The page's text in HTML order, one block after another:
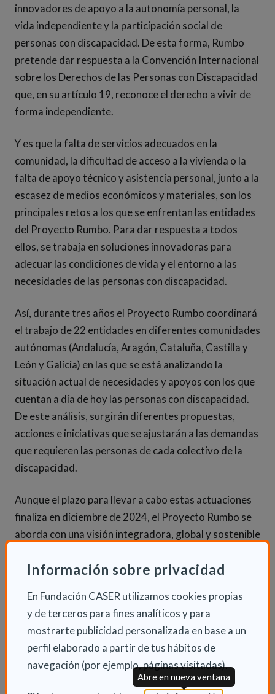
Información sobre privacidad
En Fundación CASER utilizamos cookies propias
y de terceros para fines analíticos y para
mostrarte publicidad personalizada en base a un
perfil elaborado a partir de tus hábitos de
navegación (por ejemplo, páginas visitadas).
Abre en nueva ventana
innovadores de apoyo a la autonomía personal, la
vida independiente y la participación social de
personas con discapacidad. De esta forma, Rumbo
pretende dar respuesta a la Convención Internacional
sobre los Derechos de las Personas con Discapacidad
que, en su artículo 19, reconoce el derecho a vivir de
forma independiente.
Y es que la falta de servicios adecuados en la
comunidad, la dificultad de acceso a la vivienda o la
falta de apoyo técnico y asistencia personal, junto a la
escasez de medios económicos y materiales, son los
principales retos a los que se enfrentan las entidades
del Proyecto Rumbo. Para dar respuesta a todos
ellos, se trabaja en soluciones innovadoras para
adecuar las condiciones de vida y el entorno a las
necesidades de las personas con discapacidad.
Así, durante tres años el Proyecto Rumbo coordinará
el trabajo de 22 entidades en diferentes comunidades
autónomas (Andalucía, Aragón, Cataluña, Castilla y
León y Galicia) en las que se está analizando la
situación actual de necesidades y apoyos con los que
cuentan a día de hoy las personas con discapacidad.
De este análisis, surgirán diferentes propuestas,
acciones e iniciativas que se ajustarán a las demandas
que requieren las personas de cada colectivo de la
discapacidad.
Aunque el plazo para llevar a cabo estas actuaciones
finaliza en diciembre de 2024, el Proyecto Rumbo se
aborda con una visión integradora, global y sostenible
Ministerio de Asuntos Sociales y Agenda 2030 con
Resiliencia del Gobierno de España, ligado a los
fondos NextGenerationEU de la Unión Europea.